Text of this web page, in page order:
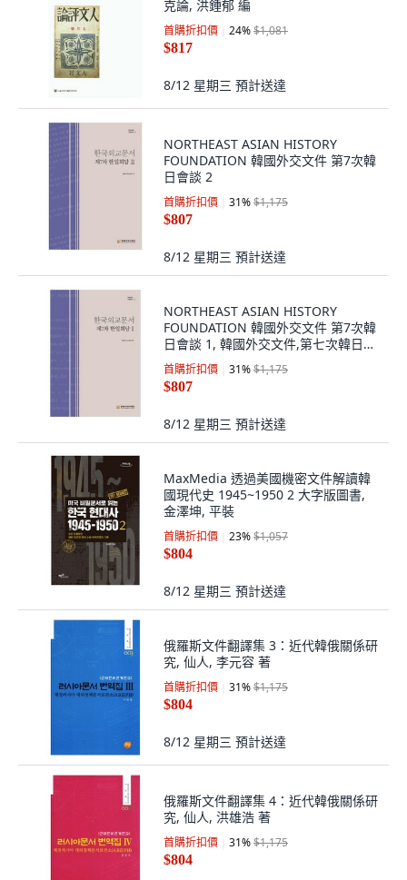
克論, 洪鍾郁 編
首購折扣價 24%$1,081
$817
8/12 星期三 預計送達
NORTHEAST ASIAN HISTORY
FOUNDATION 韓國外交文件 第7次韓
日會談 2
首購折扣價 31%$1,175
$807
8/12 星期三 預計送達
NORTHEAST ASIAN HISTORY
FOUNDATION 韓國外交文件 第7次韓
日會談 1, 韓國外交文件,第七次韓日會
談,第一卷, 趙潤洙、劉義相(作者)
首購折扣價 31%$1,175
$807
8/12 星期三 預計送達
MaxMedia 透過美國機密文件解讀韓
國現代史 1945~1950 2 大字版圖書,
金澤坤, 平裝
首購折扣價 23%$1,057
$804
8/12 星期三 預計送達
俄羅斯文件翻譯集 3：近代韓俄關係研
究, 仙人, 李元容 著
首購折扣價 31%$1,175
$804
8/12 星期三 預計送達
俄羅斯文件翻譯集 4：近代韓俄關係研
究, 仙人, 洪雄浩 著
首購折扣價 31%$1,175
$804